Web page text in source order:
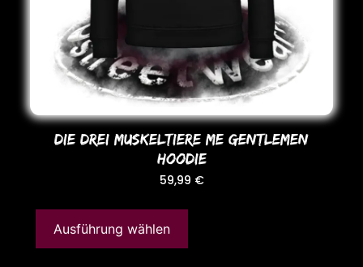
DIE DREI MUSKELTIERE ME GENTLEMEN
HooDIE
59,99 €
Ausführung wählen